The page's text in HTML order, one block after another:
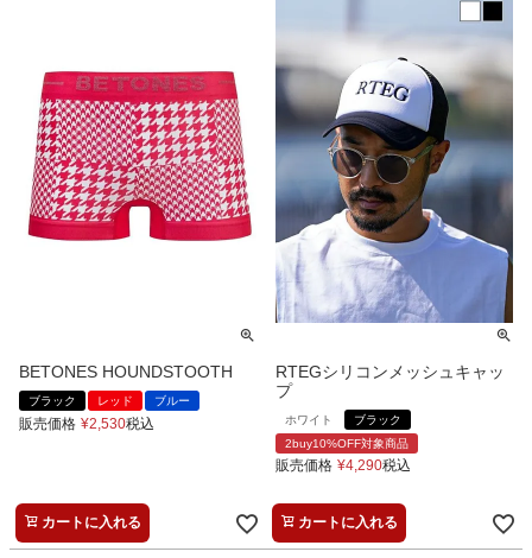
BETONES HOUNDSTOOTH
ブラック レッド ブルー
販売価格 ¥2,530税込
カートに入れる
RTEGシリコンメッシュキャッ
プ
ホワイト
ブラック
2buy10%OFF対象商品
販売価格 ¥4,290税込
カートに入れる